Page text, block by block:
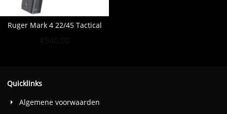
Ruger Mark 4 22/45 Tactical
Quicklinks
Algemene voorwaarden